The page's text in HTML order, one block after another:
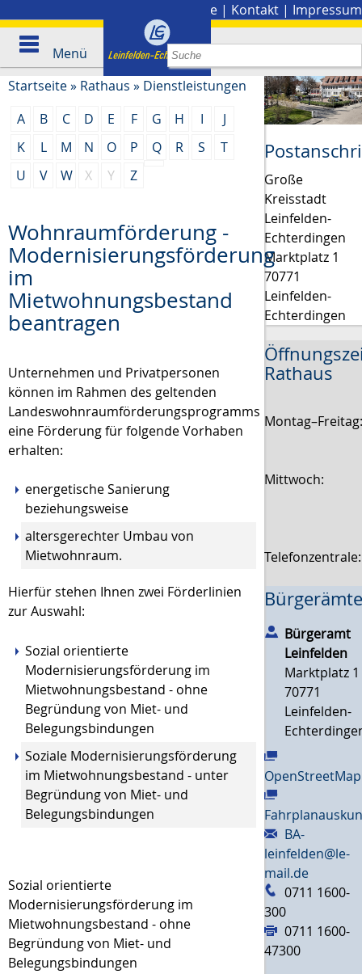
Presse | Kontakt | Impressum
Menü
Startseite» Rathaus » Dienstleistungen
A
B C D E F G H I
J
K
L M N O P Q R S
T
U
V W X Y Z
Wohnraumförderung -
Modernisierungsförderung
im
Mietwohnungsbestand
beantragen
Unternehmen und Privatpersonen
können im Rahmen des geltenden
Landeswohnraumförderungsprogramms
eine Förderung für folgende Vorhaben
erhalten:
energetische Sanierung
beziehungsweise
altersgerechter Umbau von
Mietwohnraum.
Hierfür stehen Ihnen zwei Förderlinien
zur Auswahl:
Sozial orientierte
Modernisierungsförderung im
Mietwohnungsbestand - ohne
Begründung von Miet- und
Belegungsbindungen
Soziale Modernisierungsförderung
im Mietwohnungsbestand - unter
Begründung von Miet- und
Belegungsbindungen
Sozial orientierte
Modernisierungsförderung im
Mietwohnungsbestand - ohne
Begründung von Miet- und
Belegungsbindungen
Große
Kreisstadt
Leinfelden-
Echterdingen
Marktplatz 1
70771
Leinfelden-
Echterdingen
Rathaus
Mittwoch:
Bürgeramt
Leinfelden
Marktplatz 1
70771
Leinfelden-
OpenStreetMap
BA-
leinfelden@le-
mail.de
0711 1600-
300
0711 1600-
47300